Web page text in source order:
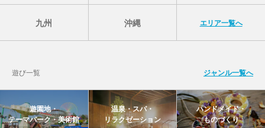
九州 沖縄 エリア一覧へ
遊び一覧 ジャンル一覧へ
遊園地・
テーマパーク・美術館
温泉・スパ・
リラクゼーション
ハンドメイド・
ものづくり